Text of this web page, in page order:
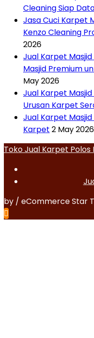
Cleaning Siap
Jasa Cuci Karpet
Kenzo Cleaning
2026
Jual Karpet
Masjid Premium
May 2026
Jual Karpet Masjid
Urusan Karpet
Jual Karpet
Karpet 2 May 2026
Toko Jual Karpet
by / eCommerce Star